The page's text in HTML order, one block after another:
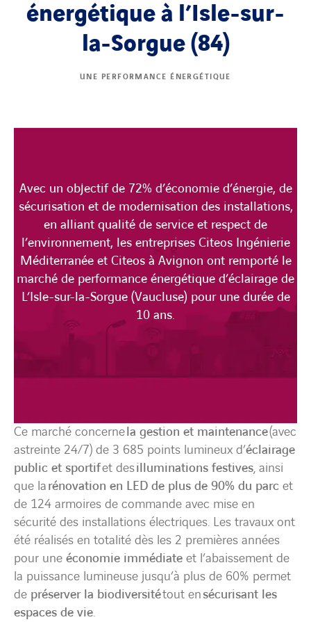
énergétique à l’Isle-sur-
la-Sorgue (84)
UNE PERFORMANCE ÉNERGÉTIQUE
Avec un objectif de 72% d’économie d’énergie, de
sécurisation et de modernisation des installations,
en alliant qualité de service et respect de
l’environnement, les entreprises Citeos Ingénierie
Méditerranée et Citeos à Avignon ont remporté le
marché de performance énergétique d’éclairage de
L’Isle-sur-la-Sorgue (Vaucluse) pour une durée de
10 ans.
Ce marché concernela gestion et maintenance(avec
astreinte 24/7) de 3 685 points lumineux d’éclairage
public et sportifet desilluminations festives, ainsi
que larénovation en LED de plus de 90% du parc et
de 124 armoires de commande avec mise en
sécurité des installations électriques. Les travaux ont
été réalisés en totalité dès les 2 premières années
pour une économie immédiate et l’abaissement de
la puissance lumineuse jusqu’à plus de 60% permet
de préserver la biodiversitétout ensécurisant les
espaces de vie.